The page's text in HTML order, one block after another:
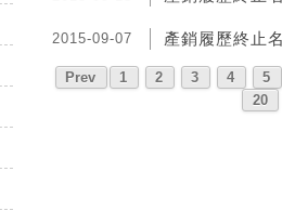
2015-09-07 產銷履歷終止
Prev 1 2 3 4
5
20